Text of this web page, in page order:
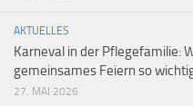
AKTUELLES
Karneval in der Pflegefamilie:
gemeinsames Feiern so
27. MAI 2026